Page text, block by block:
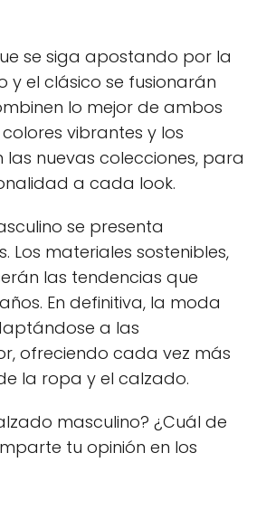
se siga apostando por la
y el clásico se fusionarán
lo mejor de ambos
vibrantes y los
nuevas colecciones, para
a cada look.
se presenta
Los materiales sostenibles,
las tendencias que
En definitiva, la moda
a las
ofreciendo cada vez más
la ropa y el calzado.
masculino? ¿Cuál de
tu opinión en los